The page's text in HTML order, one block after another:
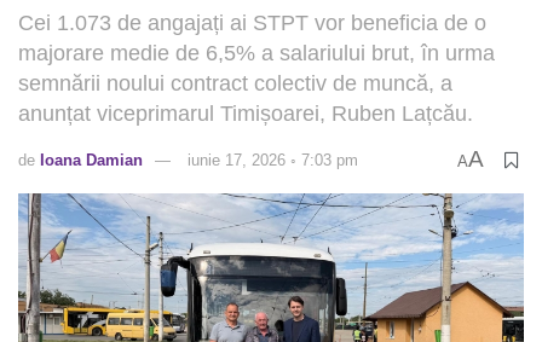
Cei 1.073 de angajați ai STPT vor beneficia de o
majorare medie de 6,5% a salariului brut, în urma
semnării noului contract colectiv de muncă, a
anunțat viceprimarul Timișoarei, Ruben Lațcău.
de Ioana Damian iunie 17, 2026 ◦ 7:03 pm AA